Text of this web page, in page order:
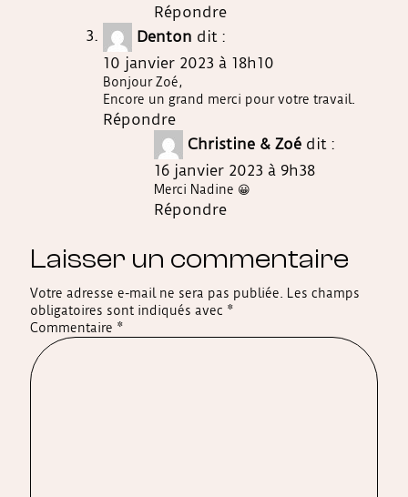
Répondre
Denton dit :
10 janvier 2023 à 18h10
Bonjour Zoé,
Encore un grand merci pour votre travail.
Répondre
Christine & Zoé dit :
16 janvier 2023 à 9h38
Merci Nadine 😀
Répondre
Laisser un commentaire
Votre adresse e-mail ne sera pas publiée.
Les champs
obligatoires sont indiqués avec *
Commentaire *